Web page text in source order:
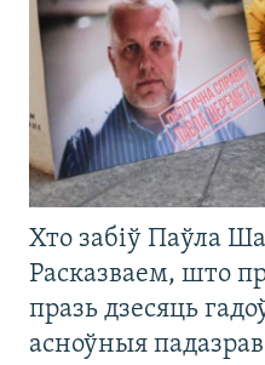
Хто забіў Паўла
Расказваем, што
празь дзесяць
асноўныя